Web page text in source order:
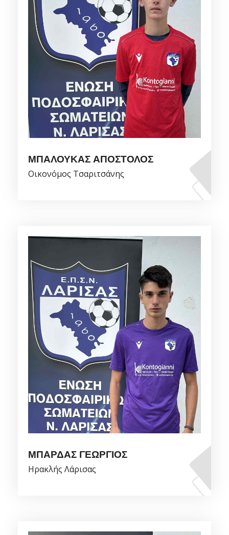
ΜΠΑΛΟΥΚΑΣ ΑΠΟΣΤΟΛΟΣ
Οικονόμος Τσαριτσάνης
ΜΠΑΡΔΑΣ ΓΕΩΡΓΙΟΣ
Ηρακλής Λάρισας